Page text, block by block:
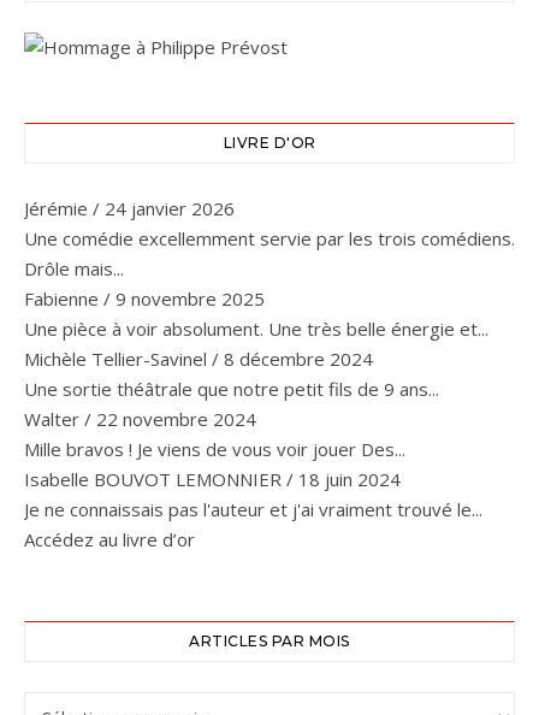
LIVRE D'OR
Jérémie / 24 janvier 2026
Une comédie excellemment servie par les trois comédiens.
Drôle mais...
Fabienne / 9 novembre 2025
Une pièce à voir absolument. Une très belle énergie et...
Michèle Tellier-Savinel / 8 décembre 2024
Une sortie théâtrale que notre petit fils de 9 ans...
Walter / 22 novembre 2024
Mille bravos ! Je viens de vous voir jouer Des...
Isabelle BOUVOT LEMONNIER / 18 juin 2024
Je ne connaissais pas l'auteur et j'ai vraiment trouvé le...
Accédez au livre d’or
ARTICLES PAR MOIS